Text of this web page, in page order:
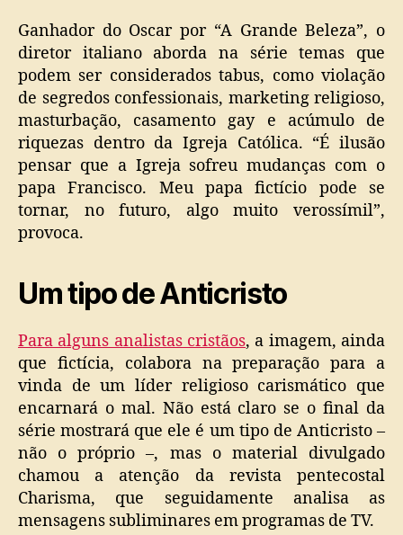
Ganhador do Oscar por “A Grande Beleza”, o
diretor italiano aborda na série temas que
podem ser considerados tabus, como violação
de segredos confessionais, marketing religioso,
masturbação, casamento gay e acúmulo de
riquezas dentro da Igreja Católica. “É ilusão
pensar que a Igreja sofreu mudanças com o
papa Francisco. Meu papa fictício pode se
tornar, no futuro, algo muito verossímil”,
provoca.
Um tipo de Anticristo
Para alguns analistas cristãos, a imagem, ainda
que fictícia, colabora na preparação para a
vinda de um líder religioso carismático que
encarnará o mal. Não está claro se o final da
série mostrará que ele é um tipo de Anticristo –
não o próprio –, mas o material divulgado
chamou a atenção da revista pentecostal
Charisma, que seguidamente analisa as
mensagens subliminares em programas de TV.